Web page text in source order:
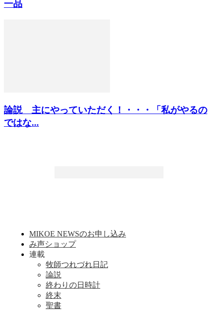
一品
論説 主にやっていただく！・・・「私がやるの
ではな...
MIKOE NEWSのお申し込み
み声ショップ
連載
牧師つれづれ日記
論説
終わりの日時計
終末
聖書